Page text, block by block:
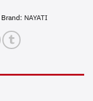
Brand: NAYATI